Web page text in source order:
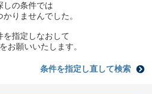
しの条件では
りませんでした。
を指定しなおして
お願いいたします。
条件を指定し直して検索